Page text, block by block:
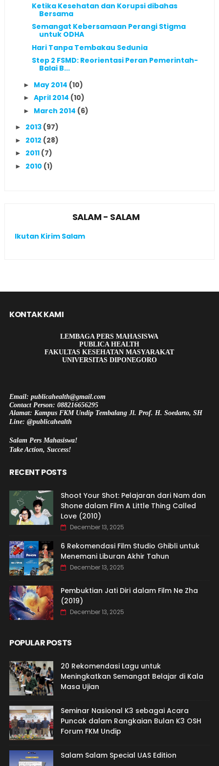
Ketika Kesehatan dan Korupsi dibahas
Bersama
Semangat Kebersamaan Perangi Stigma
untuk ODHA
Hari Tanpa Tembakau Sedunia
Step 2 FSMD: Reorientasi Peran Pemerintah-
Balai B...
► May 2014 (10)
► April 2014 (10)
► March 2014 (6)
► 2013 (97)
► 2012 (28)
► 2011 (7)
► 2010 (1)
SALAM - SALAM
Ikutan Kirim Salam
KONTAK KAMI
LEMBAGA PERS MAHASISWA
PUBLICA HEALTH
FAKULTAS KESEHATAN MASYARAKAT
UNIVERSITAS DIPONEGORO
Email: publicahealth@gmail.com
Contact Person: 088216656295
Alamat: Kampus FKM Undip Tembalang Jl. Prof. H. Soedarto, SH
Line: @publicahealth
Salam Pers Mahasiswa!
Take Action, Success!
RECENT POSTS
Shoot Your Shot: Pelajaran dari Nam dan
Shone dalam Film A Little Thing Called
Love (2010)
December 13, 2025
6 Rekomendasi Film Studio Ghibli untuk
Menemani Liburan Akhir Tahun
December 13, 2025
Pembuktian Jati Diri dalam Film Ne Zha
(2019)
December 13, 2025
POPULAR POSTS
20 Rekomendasi Lagu untuk
Meningkatkan Semangat Belajar di Kala
Masa Ujian
Seminar Nasional K3 sebagai Acara
Puncak dalam Rangkaian Bulan K3 OSH
Forum FKM Undip
Salam Salam Special UAS Edition